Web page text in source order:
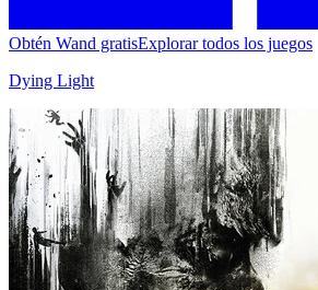
Obtén Wand gratisExplorar todos los juegos
Dying Light